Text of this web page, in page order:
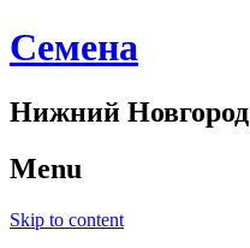
Cемена
Нижний Новгород
Menu
Skip to content